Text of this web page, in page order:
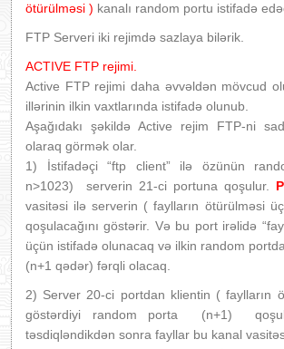
ötürülməsi ) kanalı random portu istifadə
FTP Serveri iki rejimdə sazlaya bilərik.
ACTIVE FTP rejimi.
Active FTP rejimi daha əvvəldən mövcud
illərinin ilkin vaxtlarında istifadə olunub.
Aşağıdakı şəkildə Active rejim FTP-ni
olaraq görmək olar.
1) İstifadəçi “ftp client” ilə özünün
n>1023)
serverin 21-ci portuna qoşulur.
vasitəsi ilə serverin ( faylların ötürülməsi
qoşulacağını göstərir. Və bu port irəlidə
üçün istifadə olunacaq və ilkin random
(n+1 qədər) fərqli olacaq.
2) Server 20-ci portdan klientin ( faylların
göstərdiyi random porta (n+1)
təsdiqləndikdən sonra fayllar bu kanal